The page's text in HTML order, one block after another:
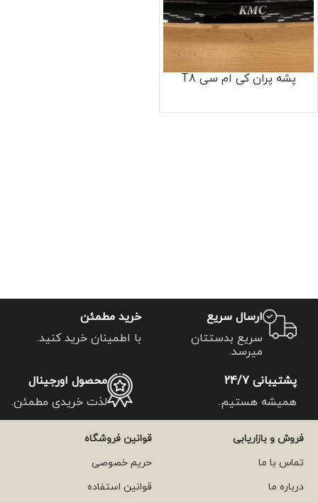
پشه‌ پران کی ام سی T8
ارسال سریع
سریع بدستتان
میرسد.
خرید مطمئن
با اطمینان خرید کنید.
پشتیبانی 24/7
همیشه هستیم.
محصول اورجینال
لذت خریدی مطمئن.
فروش و بازاریابی
تماس با ما
درباره ما
قوانین فروشگاه
حریم خصوصی
قوانین استفاده